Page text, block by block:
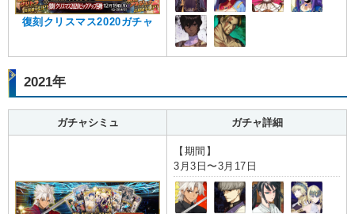
復刻クリスマス2020ガチャ
2021年
ガチャシミュ ガチャ詳細
【期間】
3月3日〜3月17日